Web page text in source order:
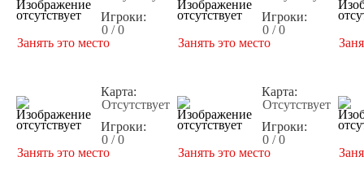
Игроки:
0 / 0
Занять это место
Игроки:
0 / 0
Занять это место
Карта:
Отсутствует
Игроки:
0 / 0
Занять это место
Карта:
Отсутствует
Игроки:
0 / 0
Занять это место